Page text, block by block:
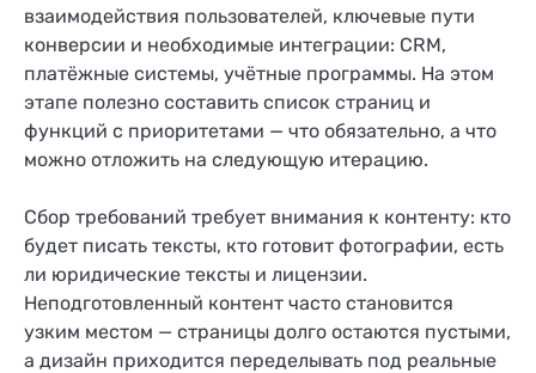
взаимодействия пользователей, ключевые пути
конверсии и необходимые интеграции: CRM,
платёжные системы, учётные программы. На этом
этапе полезно составить список страниц и
функций с приоритетами — что обязательно, а что
можно отложить на следующую итерацию.
Сбор требований требует внимания к контенту: кто
будет писать тексты, кто готовит фотографии, есть
ли юридические тексты и лицензии.
Неподготовленный контент часто становится
узким местом — страницы долго остаются пустыми,
а дизайн приходится переделывать под реальные